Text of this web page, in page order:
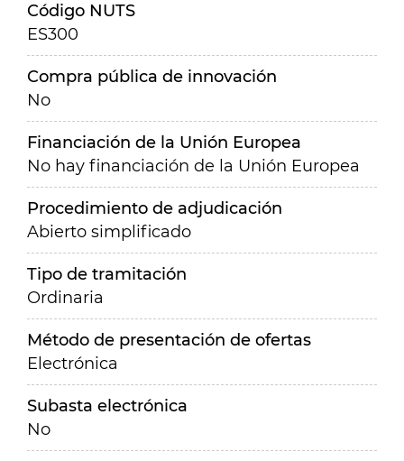
Código NUTS
ES300
Compra pública de innovación
No
Financiación de la Unión Europea
No hay financiación de la Unión Europea
Procedimiento de adjudicación
Abierto simplificado
Tipo de tramitación
Ordinaria
Método de presentación de ofertas
Electrónica
Subasta electrónica
No